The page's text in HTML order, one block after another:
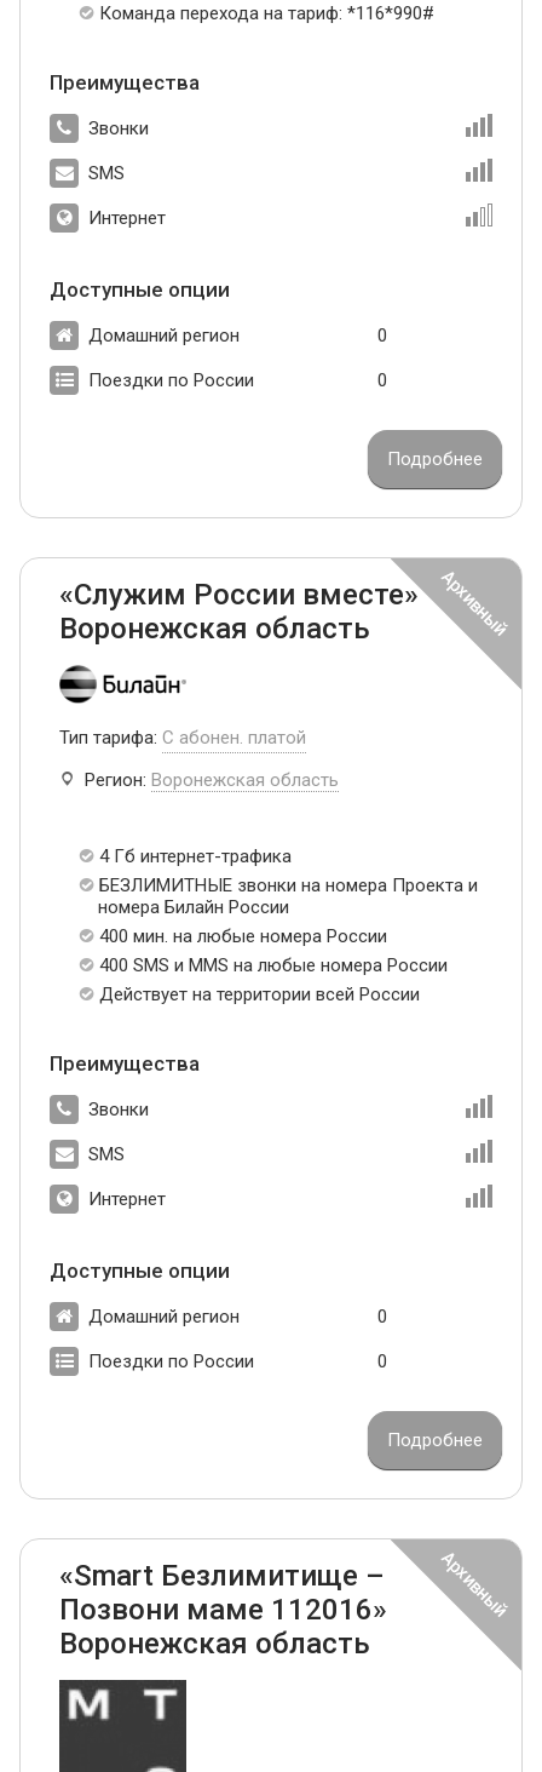
Команда перехода на тариф: *116*990#
Преимущества
Звонки
SMS
Интернет
Доступные опции
Домашний регион 0
Поездки по России 0
Подробнее
«Служим России вместе»
Воронежская область
Тип тарифа: С абонен. платой
Регион: Воронежская область
4 Гб интернет-трафика
БЕЗЛИМИТНЫЕ звонки на номера Проекта и
номера Билайн России
400 мин. на любые номера России
400 SMS и MMS на любые номера России
Действует на территории всей России
Преимущества
Звонки
SMS
Интернет
Доступные опции
Домашний регион 0
Поездки по России 0
Подробнее
«Smart Безлимитище –
Позвони маме 112016»
Воронежская область